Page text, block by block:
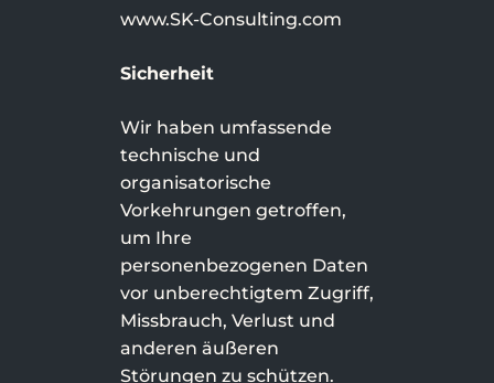
www.SK-Consulting.com
Sicherheit
Wir haben umfassende
technische und
organisatorische
Vorkehrungen getroffen,
um Ihre
personenbezogenen Daten
vor unberechtigtem Zugriff,
Missbrauch, Verlust und
anderen äußeren
Störungen zu schützen.